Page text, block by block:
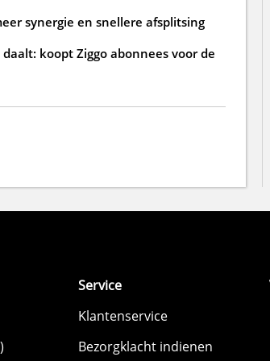
synergie en snellere afsplitsing
koopt Ziggo abonnees voor de
Service
Klantenservice
Bezorgklacht indienen